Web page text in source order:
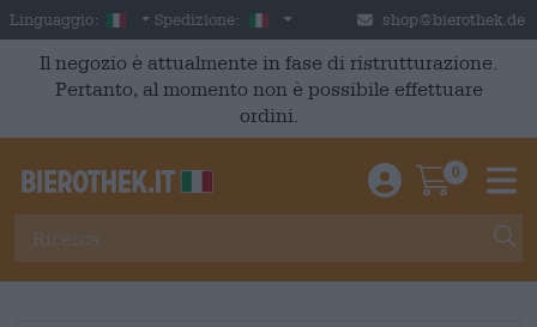
Skip to main content
Linguaggio: Italian
Spedizione: Italia shop@bierothek.de
Il negozio è attualmente in fase di ristrutturazione.
Pertanto, al momento non è possibile effettuare
ordini.
Einloggen /
0